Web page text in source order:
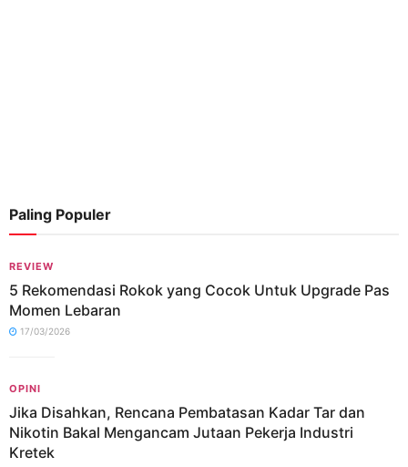
Paling Populer
REVIEW
5 Rekomendasi Rokok yang Cocok Untuk Upgrade Pas
Momen Lebaran
17/03/2026
OPINI
Jika Disahkan, Rencana Pembatasan Kadar Tar dan
Nikotin Bakal Mengancam Jutaan Pekerja Industri
Kretek